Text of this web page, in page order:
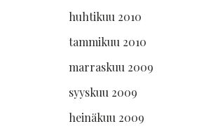
huhtikuu 2010
tammikuu 2010
marraskuu 2009
syyskuu 2009
heinäkuu 2009